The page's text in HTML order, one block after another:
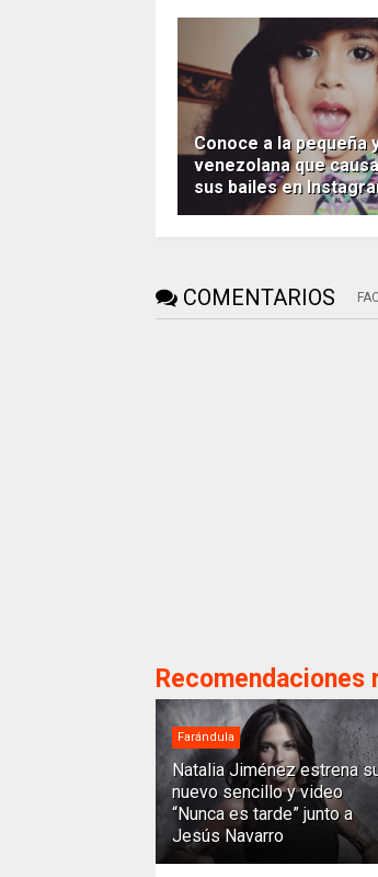
Conoce a la pequeña
venezolana que
sus bailes en
COMENTARIOS
Recomendaciones
Farándula
Natalia Jiménez estrena
nuevo sencillo y video
“Nunca es tarde” junto a
Jesús Navarro